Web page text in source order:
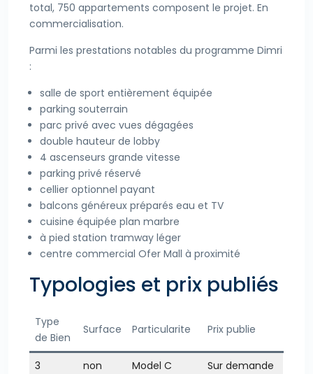
total, 750 appartements composent le projet. En
commercialisation.
Parmi les prestations notables du programme Dimri
:
salle de sport entièrement équipée
parking souterrain
parc privé avec vues dégagées
double hauteur de lobby
4 ascenseurs grande vitesse
parking privé réservé
cellier optionnel payant
balcons généreux préparés eau et TV
cuisine équipée plan marbre
à pied station tramway léger
centre commercial Ofer Mall à proximité
Typologies et prix publiés
Type
de Bien
Surface Particularite Prix publie
3
non
Model C Sur demande